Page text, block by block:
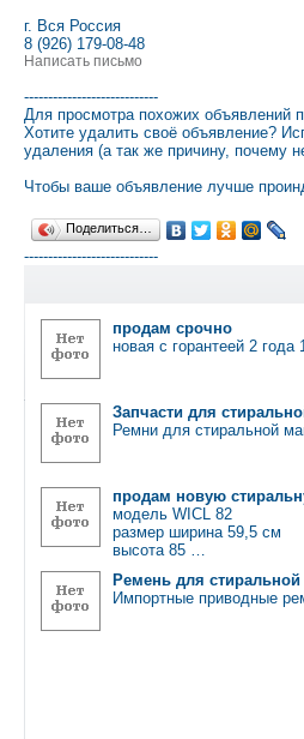
г. Вся Россия
8 (926) 179-08-48
Написать письмо
----------------------------
Для просмотра похожих объявлений
Хотите удалить своё объявление?
удаления (а так же причину, почему
Чтобы ваше объявление лучше
Поделиться…
----------------------------
продам срочно
новая с горантеей 2
Запчасти для
Ремни для стиральной
продам новую
модель WICL 82
размер ширина 59,5 см
высота 85 …
Ремень для
Импортные приводные